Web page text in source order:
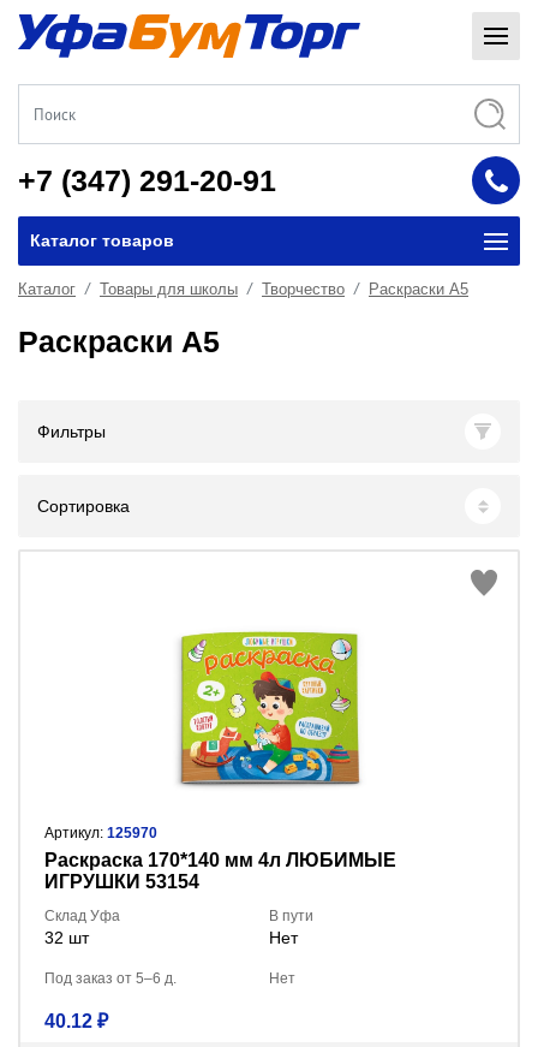
+7 (347) 291-20-91
Каталог товаров
Каталог Товары для школы Творчество Раскраски А5
Раскраски А5
Фильтры
Сортировка
Артикул: 125970
Раскраска 170*140 мм 4л ЛЮБИМЫЕ
ИГРУШКИ 53154
Склад Уфа
32 шт
В пути
Нет
Под заказ от 5–6 д. Нет
40.12 ₽